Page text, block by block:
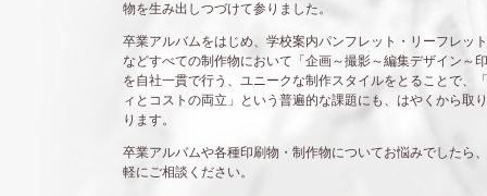
物を生み出しつづけて参りました。
卒業アルバムをはじめ、学校案内パンフレット・リーフレッ
などすべての制作物において「企画～撮影～編集デザイン～
を自社一貫で行う、ユニークな制作スタイルをとることで、
ィとコストの両立」という普遍的な課題にも、はやくから取
ります。
卒業アルバムや各種印刷物・制作物についてお悩みでしたら
軽にご相談ください。